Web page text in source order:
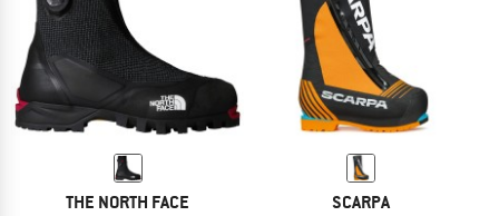
THE NORTH FACE SCARPA